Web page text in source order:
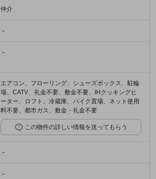
仲介
－
－
エアコン、フローリング、シューズボックス、駐輪
場、CATV、礼金不要、敷金不要、IHクッキングヒ
ーター、ロフト、冷蔵庫、バイク置場、ネット使用
料不要、都市ガス、敷金・礼金不要
この物件の詳しい情報を送ってもらう
－
－